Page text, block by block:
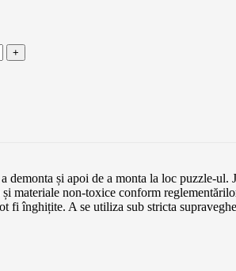
și apoi de a monta la loc puzzle-
și materiale non-toxice conform
înghițite. A se utiliza sub stricta